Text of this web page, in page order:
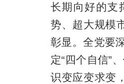
长期向好的支
势、超大规模
彰显。全党要
定“四个自信”
识变应变求变